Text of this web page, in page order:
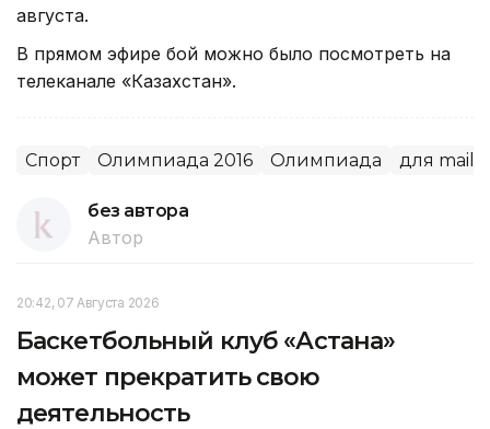
августа.
В прямом эфире бой можно было посмотреть на
телеканале «Казахстан».
Спорт Олимпиада 2016 Олимпиада для
без автора
Автор
20:42, 07 Августа 2026
Баскетбольный клуб «Астана»
может прекратить свою
деятельность